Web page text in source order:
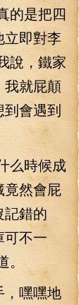
的是把四
即對李
說，鐵家
我就屁顛
會遇到
時候成
竟然會屁
錯的
可不一
。
嘿嘿地